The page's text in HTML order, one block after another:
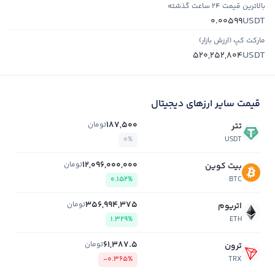
بالاترین قیمت ۲۴ ساعت گذشته
USDT
0.00599
مارکت کپ (ارزش بازار)
USDT
520,252,804
قیمت سایر ارزهای دیجیتال
تتر
USDT
187,500تومان
0%
بیت کوین
BTC
12,096,000,000تومان
0.152%
اتریوم
ETH
356,994,375تومان
1.329%
ترون
TRX
61,387.5تومان
-0.365%